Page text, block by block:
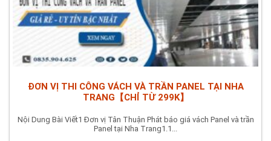
ĐƠN VỊ THI CÔNG VÁCH VÀ TRẦN PANEL TẠI NHA
TRANG【CHỈ TỪ 299K】
Nội Dung Bài Viết1 Đơn vị Tân Thuận Phát báo giá vách Panel và trần
Panel tại Nha Trang1.1...